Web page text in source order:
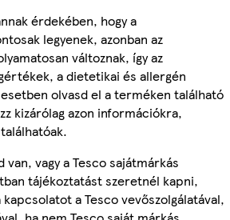
érdekében, hogy a
legyenek, azonban az
változnak, így az
a dietetikai és allergén
olvasd el a terméken található
kizárólag azon információkra,
vagy a Tesco sajátmárkás
tájékoztatást szeretnél kapni,
a Tesco vevőszolgálatával,